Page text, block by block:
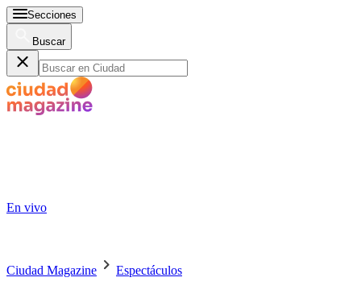
Secciones
Buscar
En vivo
Ciudad Magazine Espectáculos